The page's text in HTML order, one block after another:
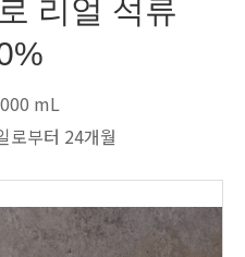
리얼 석류
mL
로부터 24개월